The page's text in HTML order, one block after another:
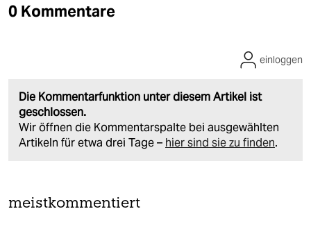
0 Kommentare
Die Kommentarfunktion unter diesem Artikel ist
geschlossen.
Wir öffnen die Kommentarspalte bei ausgewählten
Artikeln für etwa drei Tage – hier sind sie zu finden.
einloggen
meistkommentiert